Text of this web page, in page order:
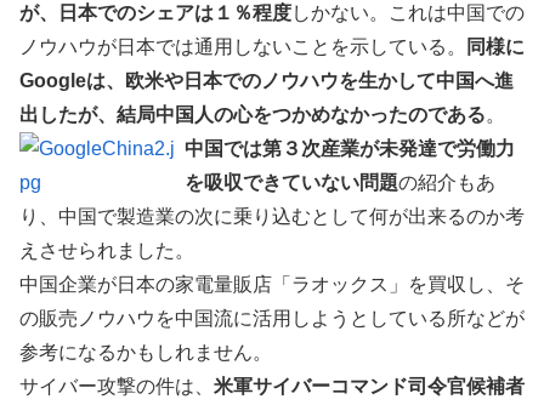
が、日本でのシェアは１％程度しかない。これは中国での
ノウハウが日本では通用しないことを示している。
同様に
Googleは、欧米や日本でのノウハウを生かして中国へ進
出したが、結局中国人の心をつかめなかったのである。
中国では第３次産業が未発達で労働力
を吸収できていない問題の紹介もあ
り、中国で製造業の次に乗り込むとして何が出来るのか考
えさせられました。
中国企業が日本の家電量販店「ラオックス」を買収し、そ
の販売ノウハウを中国流に活用しようとしている所などが
参考になるかもしれません。
サイバー攻撃の件は、 米軍サイバーコマンド司令官候補者